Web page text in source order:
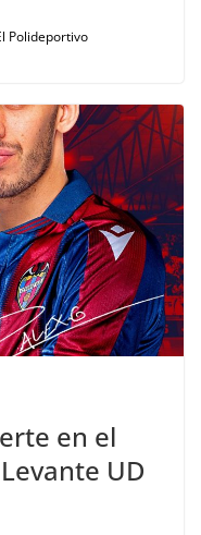
Polideportivo
en el
UD